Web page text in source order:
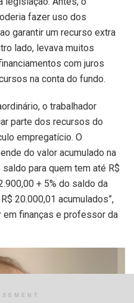
fazer uso dos
garantir um recurso extra
lado, levava muitos
com juros
na conta do fundo.
o trabalhador
parte dos recursos do
empregatício. O
do valor acumulado na
para quem tem até R$
+ 5% do saldo da
20.000,01 acumulados”,
em finanças e professor da